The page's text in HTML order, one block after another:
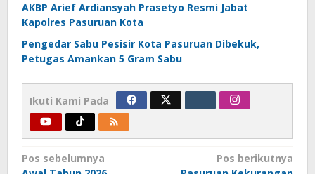
AKBP Arief Ardiansyah Prasetyo Resmi Jabat
Kapolres Pasuruan Kota
Pengedar Sabu Pesisir Kota Pasuruan Dibekuk,
Petugas Amankan 5 Gram Sabu
Ikuti Kami Pada
Navigasi
Pos sebelumnya
Pos berikutnya